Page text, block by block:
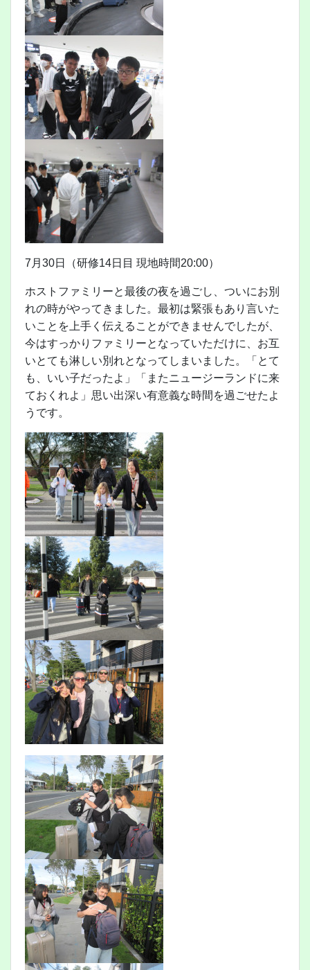
7月30日（研修14日目 現地時間20:00）
ホストファミリーと最後の夜を過ごし、ついにお別
れの時がやってきました。最初は緊張もあり言いた
いことを上手く伝えることができませんでしたが、
今はすっかりファミリーとなっていただけに、お互
いとても淋しい別れとなってしまいました。「とて
も、いい子だったよ」「またニュージーランドに来
ておくれよ」思い出深い有意義な時間を過ごせたよ
うです。